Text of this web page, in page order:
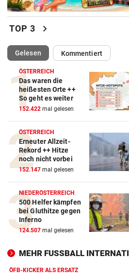
TOP 3 chevron_right
Gelesen(ausgewählt)Kommentiert
ÖSTERREICH
Das waren die
heißesten Orte ++
So geht es weiter
152.422 mal gelesen
ÖSTERREICH
Erneuter Allzeit-
Rekord ++ Hitze
noch nicht vorbei
152.147 mal gelesen
NIEDERÖSTERREICH
500 Helfer kämpfen
bei Gluthitze gegen
Inferno
124.507 mal gelesen
MEHR FUSSBALL
ÖFB-KICKER ALS ERSATZ